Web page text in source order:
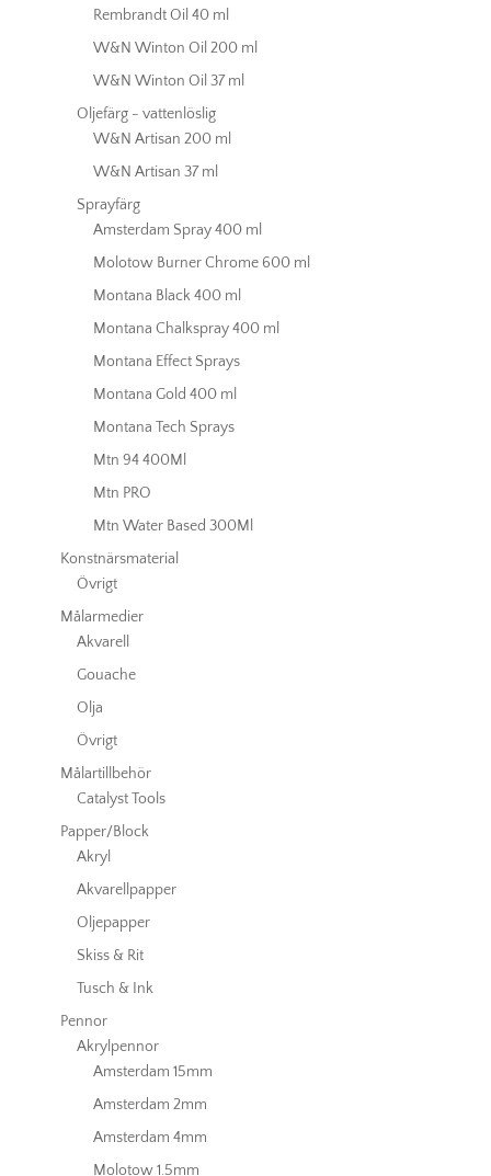
Rembrandt Oil 40 ml
W&N Winton Oil 200 ml
W&N Winton Oil 37 ml
Oljefärg - vattenlöslig
W&N Artisan 200 ml
W&N Artisan 37 ml
Sprayfärg
Amsterdam Spray 400 ml
Molotow Burner Chrome 600 ml
Montana Black 400 ml
Montana Chalkspray 400 ml
Montana Effect Sprays
Montana Gold 400 ml
Montana Tech Sprays
Mtn 94 400Ml
Mtn PRO
Mtn Water Based 300Ml
Konstnärsmaterial
Övrigt
Målarmedier
Akvarell
Gouache
Olja
Övrigt
Målartillbehör
Catalyst Tools
Papper/Block
Akryl
Akvarellpapper
Oljepapper
Skiss & Rit
Tusch & Ink
Pennor
Akrylpennor
Amsterdam 15mm
Amsterdam 2mm
Amsterdam 4mm
Molotow 1.5mm